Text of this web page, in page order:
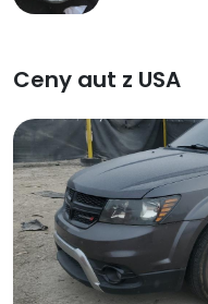
Ceny aut z USA